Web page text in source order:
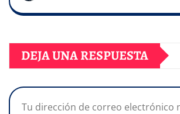
DEJA UNA RESPUESTA
Tu dirección de correo electrónico